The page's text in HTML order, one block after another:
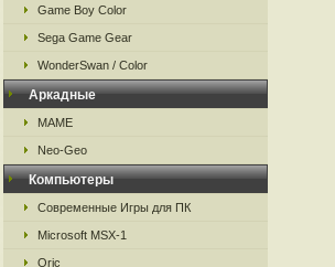
Game Boy Color
Sega Game Gear
WonderSwan / Color
Аркадные
MAME
Neo-Geo
Компьютеры
Современные Игры для ПК
Microsoft MSX-1
Oric